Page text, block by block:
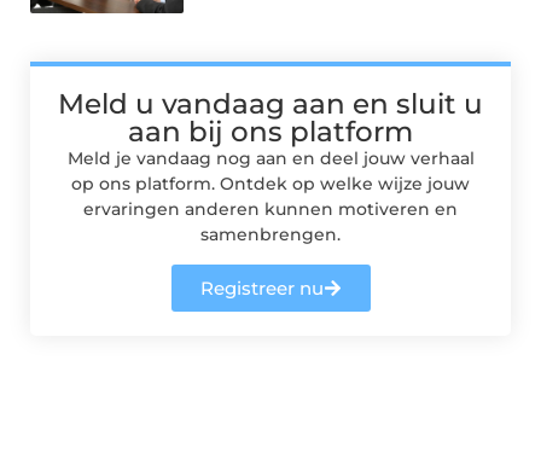
Meld u vandaag aan en sluit u
aan bij ons platform
Meld je vandaag nog aan en deel jouw verhaal
op ons platform. Ontdek op welke wijze jouw
ervaringen anderen kunnen motiveren en
samenbrengen.
Registreer nu